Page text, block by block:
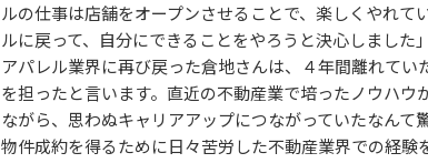
ルの仕事は店舗をオープンさせることで、楽しくやれ
ルに戻って、自分にできることをやろうと決心しました」
アパレル業界に再び戻った倉地さんは、４年間離れて
を担ったと言います。直近の不動産業で培ったノウハ
ながら、思わぬキャリアアップにつながっていたなんて
物件成約を得るために日々苦労した不動産業界での経